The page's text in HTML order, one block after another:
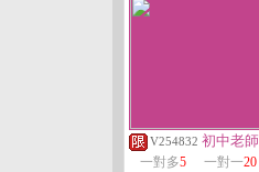
V254832 初中老師
一對多5 一對一20